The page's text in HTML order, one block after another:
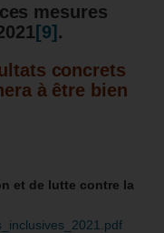
mesures
[9] .
concrets
à être bien
et de lutte contre la